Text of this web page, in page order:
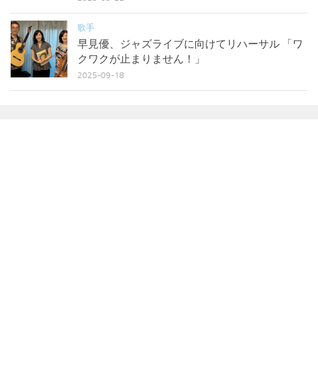
歌手
早見優、ジャズライブに向けてリハーサル 「ワ
クワクが止まりません！」
2025-09-18